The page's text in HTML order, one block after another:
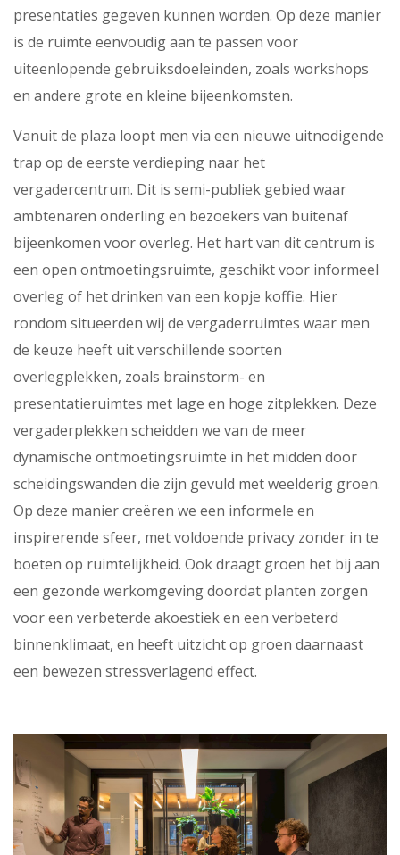
presentaties gegeven kunnen worden. Op deze manier
is de ruimte eenvoudig aan te passen voor
uiteenlopende gebruiksdoeleinden, zoals workshops
en andere grote en kleine bijeenkomsten.
Vanuit de plaza loopt men via een nieuwe uitnodigende
trap op de eerste verdieping naar het
vergadercentrum. Dit is semi-publiek gebied waar
ambtenaren onderling en bezoekers van buitenaf
bijeenkomen voor overleg. Het hart van dit centrum is
een open ontmoetingsruimte, geschikt voor informeel
overleg of het drinken van een kopje koffie. Hier
rondom situeerden wij de vergaderruimtes waar men
de keuze heeft uit verschillende soorten
overlegplekken, zoals brainstorm- en
presentatieruimtes met lage en hoge zitplekken. Deze
vergaderplekken scheidden we van de meer
dynamische ontmoetingsruimte in het midden door
scheidingswanden die zijn gevuld met weelderig groen.
Op deze manier creëren we een informele en
inspirerende sfeer, met voldoende privacy zonder in te
boeten op ruimtelijkheid. Ook draagt groen het bij aan
een gezonde werkomgeving doordat planten zorgen
voor een verbeterde akoestiek en een verbeterd
binnenklimaat, en heeft uitzicht op groen daarnaast
een bewezen stressverlagend effect.